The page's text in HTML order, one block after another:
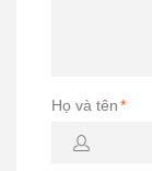
Họ và tên*